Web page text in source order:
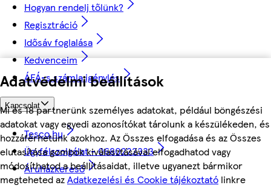
Adatvédelmi beállítások
Mi és 18 partnerünk személyes adatokat, például böngészési
adatokat vagy egyedi azonosítókat tárolunk a készülékeden, és
hozzáférhetünk azokhoz. Az Összes elfogadása és az Összes
elutasítása gombok kiválasztásával elfogadhatod vagy
módosíthatod a beállításaidat, illetve ugyanezt bármikor
megteheted azAdatkezelési és Cookie tájékoztató linkre
Hogyan rendelj tőlünk?
Regisztráció
Idősáv foglalása
Kedvenceim
ÁFÁ-s számla igénylés
Kapcsolat
Tesco.hu
Ügyfélszolgálat - 0680222333
Áruházkereső